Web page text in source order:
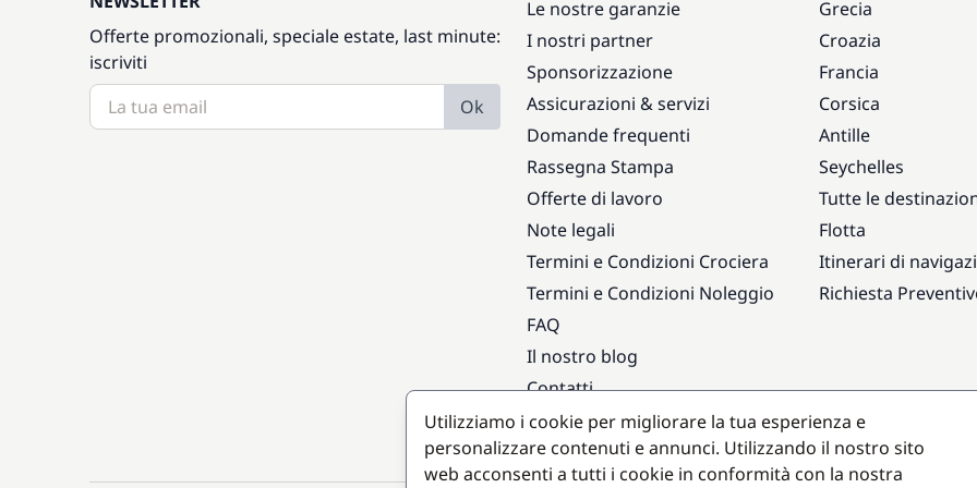
Offerte promozionali, speciale estate, last minute:
iscriviti
Ok
Le nostre garanzie
I nostri partner
Sponsorizzazione
Assicurazioni & servizi
Domande frequenti
Rassegna Stampa
Offerte di lavoro
Note legali
Termini e Condizioni Crociera
Termini e Condizioni Noleggio
FAQ
Il nostro blog
Contatti
Grecia
Croazia
Francia
Corsica
Antille
Seychelles
Tutte le
Flotta
Itinerari di
Richiesta
Destinazioni popolari
Utilizziamo i cookie per migliorare la tua esperienza e
personalizzare contenuti e annunci. Utilizzando il nostro sito
web acconsenti a tutti i cookie in conformità con la nostra